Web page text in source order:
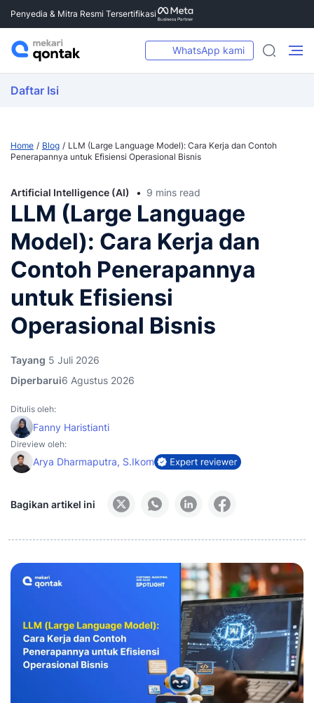
Penyedia & Mitra Resmi Tersertifikasi
WhatsApp kami
Daftar Isi
Home Blog
LLM (Large Language Model): Cara Kerja dan Contoh
Penerapannya untuk Efisiensi Operasional Bisnis
Artificial Intelligence (AI) 9 mins read
LLM (Large Language
Model): Cara Kerja dan
Contoh Penerapannya
untuk Efisiensi
Operasional Bisnis
Tayang 5 Juli 2026
Diperbarui6 Agustus 2026
Ditulis oleh:
Fanny Haristianti
Direview oleh:
Arya Dharmaputra, S.Ikom
Bagikan artikel ini